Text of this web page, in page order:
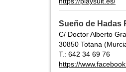
Sueño de Hadas
C/ Doctor Alberto
30850 Totana
T.: 642 34 69 76
https://